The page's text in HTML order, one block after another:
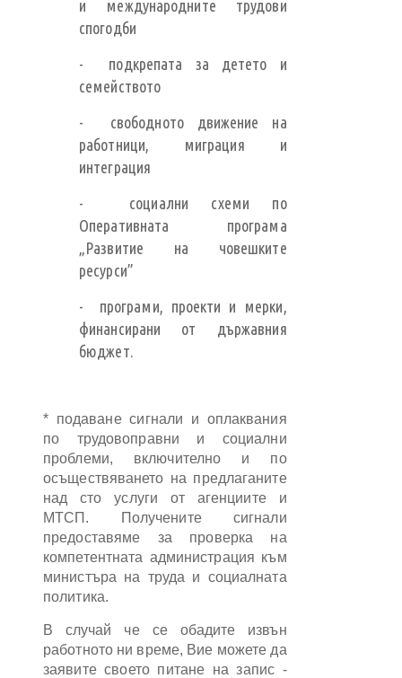
и международните трудови
спогодби
- подкрепата за детето и
семейството
- свободното движение на
работници, миграция и
интеграция
- социални схеми по
Оперативната програма
„Развитие на човешките
ресурси”
- програми, проекти и мерки,
финансирани от държавния
бюджет.
* подаване сигнали и оплаквания
по трудовоправни и социални
проблеми, включително и по
осъществяването на предлаганите
над сто услуги от агенциите и
МТСП. Получените сигнали
предоставяме за проверка на
компетентната администрация към
министъра на труда и социалната
политика.
В случай че се обадите извън
работното ни време, Вие можете да
заявите своето питане на запис -